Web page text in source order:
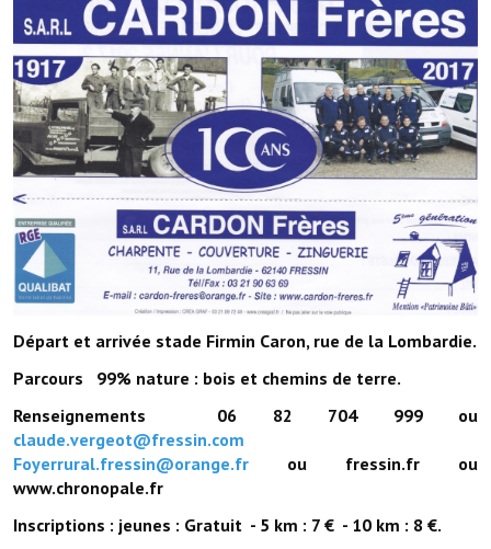
Les réseaux partenaires
L'association des maires
L'office de tourisme
Le conseil départemental
VILLE PRATIQUE
Services publics intercommunaux
Affaires scolaires, CCAS
Eaux, assainissement
France services
France Renov
Déchets ménagers, tri sélectif, encombrants
Services publics communaux
Départ et arrivée stade Firmin Caron, rue de la Lombardie.
Parcours 99% nature : bois et chemins de terre.
Renseignements 06 82 704 999 ou
claude.vergeot@fressin.com
Foyerrural.fressin@orange.fr ou fressin.fr ou
www.chronopale.fr
Inscriptions : jeunes : Gratuit - 5 km : 7 € - 10 km : 8 €.